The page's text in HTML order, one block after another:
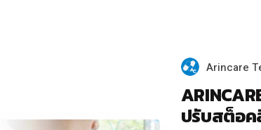
Arincare
ปรับสต็อ